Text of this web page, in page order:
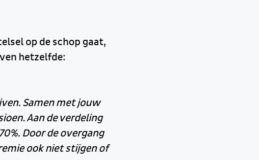
op de schop gaat,
hetzelfde:
Samen met jouw
Aan de verdeling
Door de overgang
ook niet stijgen of